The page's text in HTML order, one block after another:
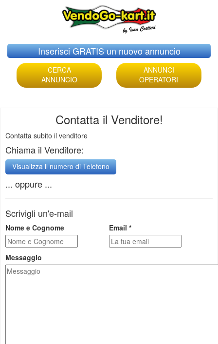
Skip
to
content
Inserisci GRATIS un nuovo annuncio
CERCA
ANNUNCIO
ANNUNCI
OPERATORI
Contatta il Venditore!
Contatta subito il venditore
Chiama il Venditore:
... oppure ...
Scrivigli un'e-mail
Nome e Cognome Email *
Messaggio